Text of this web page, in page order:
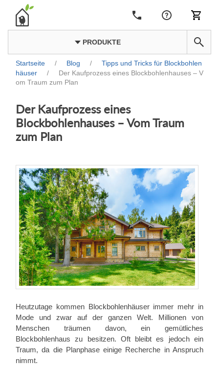
PRODUKTE
Startseite / Blog /
Tipps und Tricks für Blockbohlen
häuser
/
Der Kaufprozess eines Blockbohlenhauses – V
om Traum zum Plan
Der Kaufprozess eines
Blockbohlenhauses – Vom Traum
zum Plan
Heutzutage kommen Blockbohlenhäuser immer mehr in
Mode und zwar auf der ganzen Welt. Millionen von
Menschen träumen davon, ein gemütliches
Blockbohlenhaus zu besitzen. Oft bleibt es jedoch ein
Traum, da die Planphase einige Recherche in Anspruch
nimmt.